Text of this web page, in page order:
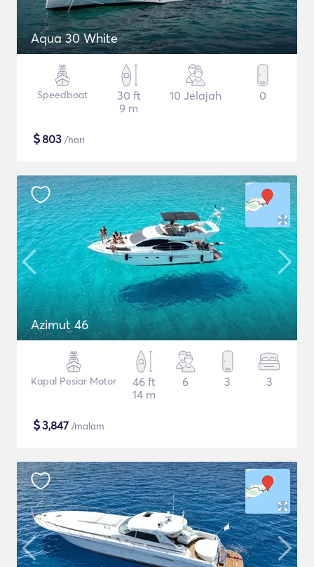
Aqua 30 White
Speedboat
30 ft
9 m
10 Jelajah 0
$803 /hari
Azimut 46
Kapal Pesiar Motor
46 ft
14 m
6 3 3
$3,847 /malam